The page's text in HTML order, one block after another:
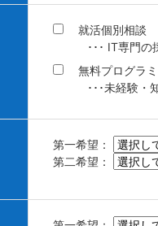
就活個別相談
･･･ IT専門の
無料プログラ
･･･未経験・
第一希望：
第二希望：